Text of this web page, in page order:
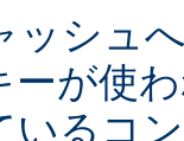
ッシュ
ーが使
いるコ